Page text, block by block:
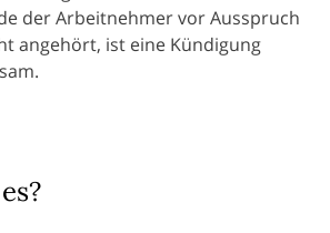
der Arbeitnehmer vor Ausspruch
angehört, ist eine Kündigung